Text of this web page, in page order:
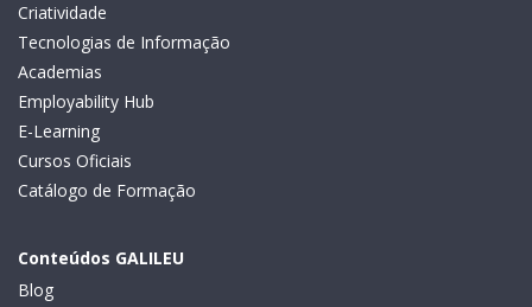
Criatividade
Tecnologias de Informação
Academias
Employability Hub
E-Learning
Cursos Oficiais
Catálogo de Formação
Conteúdos GALILEU
Blog